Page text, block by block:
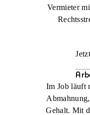
Vermieter
Im Job läuft
Gehalt. Mit